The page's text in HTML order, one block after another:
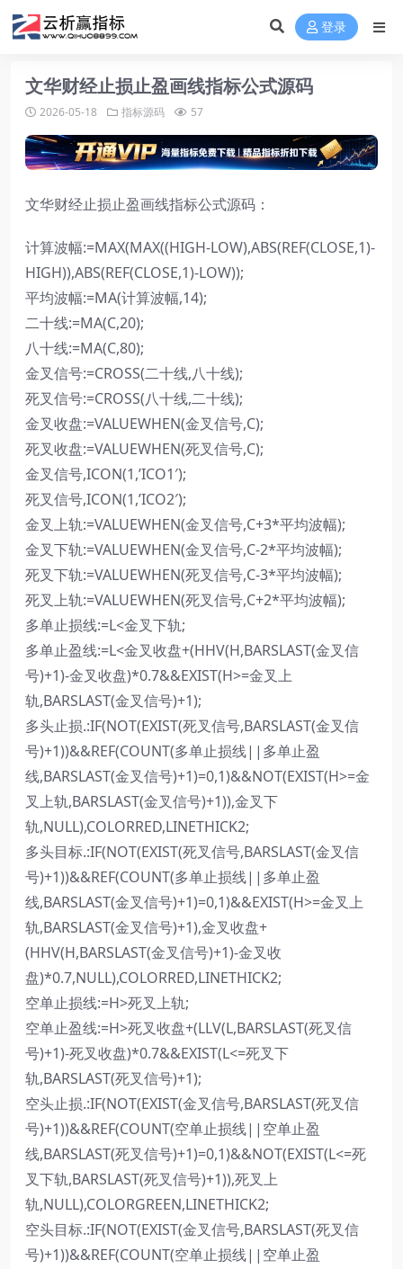
登录
文华财经止损止盈画线指标公式源码
2026-05-18 指标源码 57
文华财经止损止盈画线指标公式源码：
计算波幅:=MAX(MAX((HIGH-LOW),ABS(REF(CLOSE,1)-
HIGH)),ABS(REF(CLOSE,1)-LOW));
平均波幅:=MA(计算波幅,14);
二十线:=MA(C,20);
八十线:=MA(C,80);
金叉信号:=CROSS(二十线,八十线);
死叉信号:=CROSS(八十线,二十线);
金叉收盘:=VALUEWHEN(金叉信号,C);
死叉收盘:=VALUEWHEN(死叉信号,C);
金叉信号,ICON(1,’ICO1′);
死叉信号,ICON(1,’ICO2′);
金叉上轨:=VALUEWHEN(金叉信号,C+3*平均波幅);
金叉下轨:=VALUEWHEN(金叉信号,C-2*平均波幅);
死叉下轨:=VALUEWHEN(死叉信号,C-3*平均波幅);
死叉上轨:=VALUEWHEN(死叉信号,C+2*平均波幅);
多单止损线:=L<金叉下轨;
多单止盈线:=L<金叉收盘+(HHV(H,BARSLAST(金叉信
号)+1)-金叉收盘)*0.7&&EXIST(H>=金叉上
轨,BARSLAST(金叉信号)+1);
多头止损.:IF(NOT(EXIST(死叉信号,BARSLAST(金叉信
号)+1))&&REF(COUNT(多单止损线||多单止盈
线,BARSLAST(金叉信号)+1)=0,1)&&NOT(EXIST(H>=金
叉上轨,BARSLAST(金叉信号)+1)),金叉下
轨,NULL),COLORRED,LINETHICK2;
多头目标.:IF(NOT(EXIST(死叉信号,BARSLAST(金叉信
号)+1))&&REF(COUNT(多单止损线||多单止盈
线,BARSLAST(金叉信号)+1)=0,1)&&EXIST(H>=金叉上
轨,BARSLAST(金叉信号)+1),金叉收盘+
(HHV(H,BARSLAST(金叉信号)+1)-金叉收
盘)*0.7,NULL),COLORRED,LINETHICK2;
空单止损线:=H>死叉上轨;
空单止盈线:=H>死叉收盘+(LLV(L,BARSLAST(死叉信
号)+1)-死叉收盘)*0.7&&EXIST(L<=死叉下
轨,BARSLAST(死叉信号)+1);
空头止损.:IF(NOT(EXIST(金叉信号,BARSLAST(死叉信
号)+1))&&REF(COUNT(空单止损线||空单止盈
线,BARSLAST(死叉信号)+1)=0,1)&&NOT(EXIST(L<=死
叉下轨,BARSLAST(死叉信号)+1)),死叉上
轨,NULL),COLORGREEN,LINETHICK2;
空头目标.:IF(NOT(EXIST(金叉信号,BARSLAST(死叉信
号)+1))&&REF(COUNT(空单止损线||空单止盈